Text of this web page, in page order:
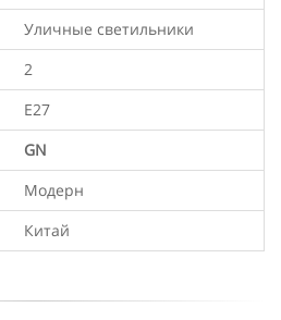
Уличные светильники
2
Е27
GN
Модерн
Китай